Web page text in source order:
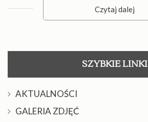
Czytaj dalej
SZYBKIE LINKI
AKTUALNOŚCI
GALERIA ZDJĘĆ